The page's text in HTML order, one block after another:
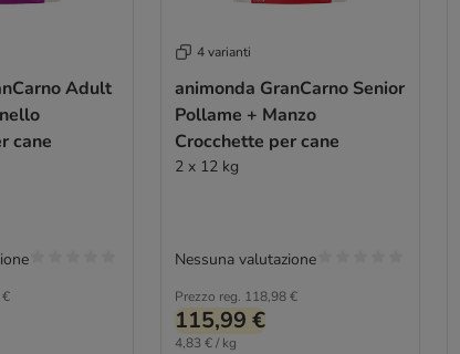
Adult
cane
4 varianti
animonda GranCarno Senior
Pollame + Manzo
Crocchette per cane
2 x 12 kg
Prezzo reg. 118,98 €
115,99 €
4,83 € / kg
Nessuna valutazione